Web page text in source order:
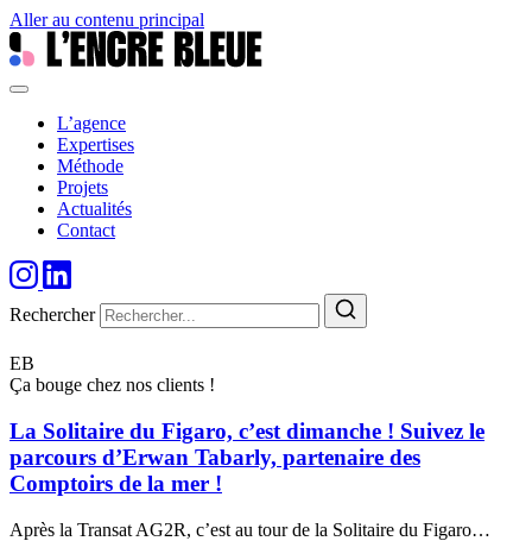
Aller au contenu principal
L’agence
Expertises
Méthode
Projets
Actualités
Contact
Rechercher
EB
Ça bouge chez nos clients !
La Solitaire du Figaro, c’est dimanche ! Suivez le
parcours d’Erwan Tabarly, partenaire des
Comptoirs de la mer !
Après la Transat AG2R, c’est au tour de la Solitaire du Figaro…